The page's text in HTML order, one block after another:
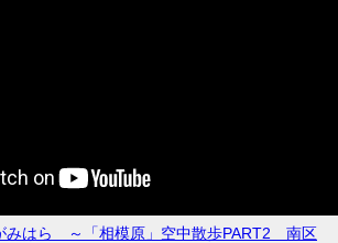
みはら ～「相模原」空中散歩PART2 南区